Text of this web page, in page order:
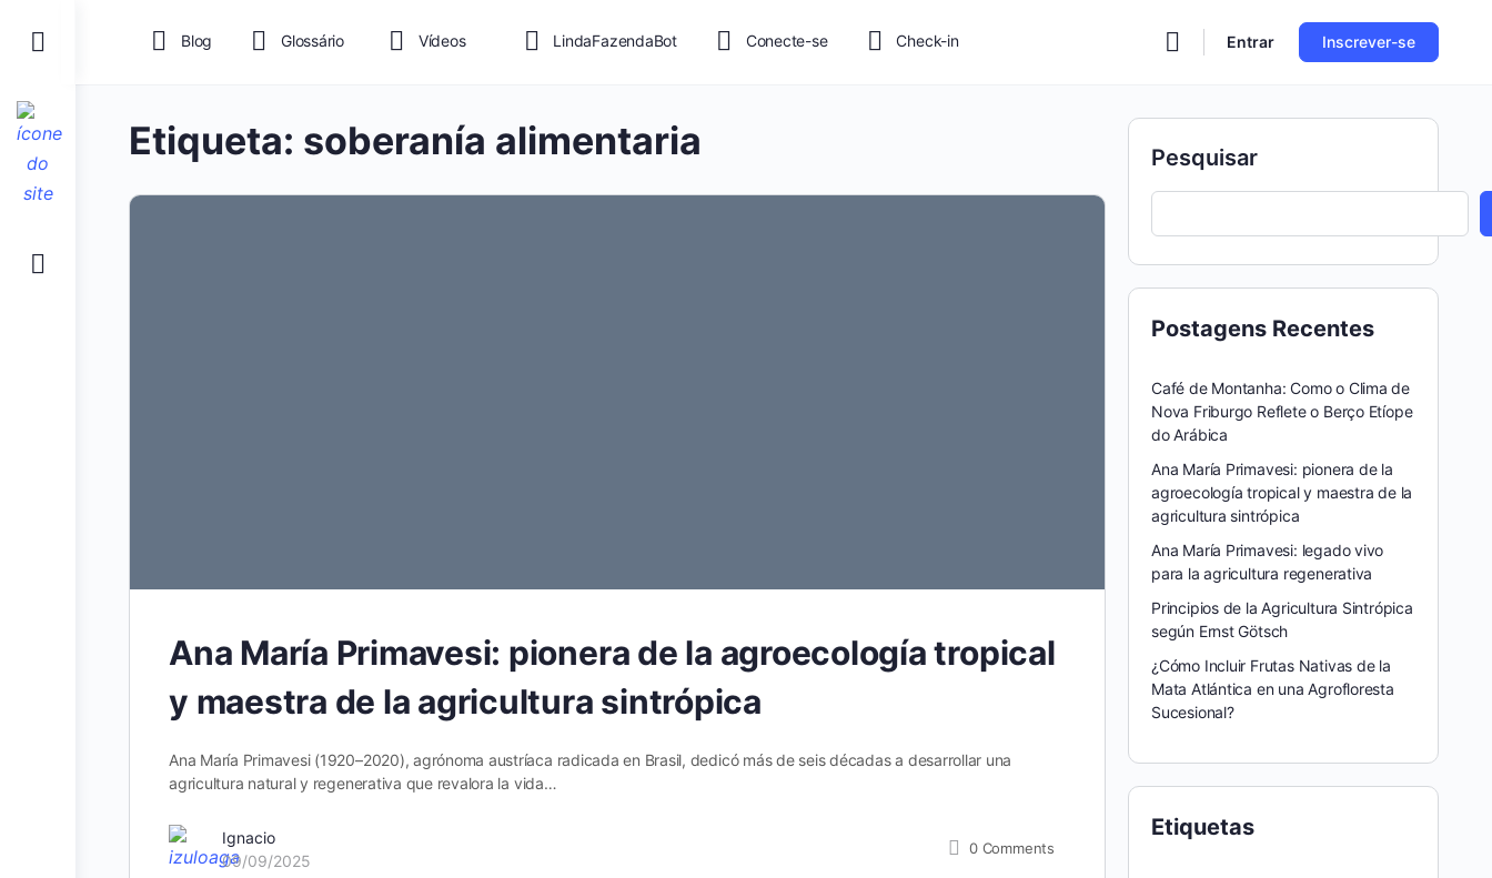
Blog Glossário Vídeos LindaFazendaBot Conecte-se Check-in Entrar Inscrever-se
Etiqueta: soberanía alimentaria
Ana María Primavesi: pionera de la agroecología tropical
y maestra de la agricultura sintrópica
Ana María Primavesi (1920–2020), agrónoma austríaca radicada en Brasil, dedicó más de seis décadas a desarrollar una
agricultura natural y regenerativa que revalora la vida…
Ignacio
09/09/2025
0 Comments
Pesquisar
Postagens Recentes
Café de Montanha: Como o Clima de
Nova Friburgo Reflete o Berço Etíope
do Arábica
Ana María Primavesi: pionera de la
agroecología tropical y maestra de la
agricultura sintrópica
Ana María Primavesi: legado vivo
para la agricultura regenerativa
Principios de la Agricultura Sintrópica
según Ernst Götsch
¿Cómo Incluir Frutas Nativas de la
Mata Atlántica en una Agrofloresta
Sucesional?
Etiquetas